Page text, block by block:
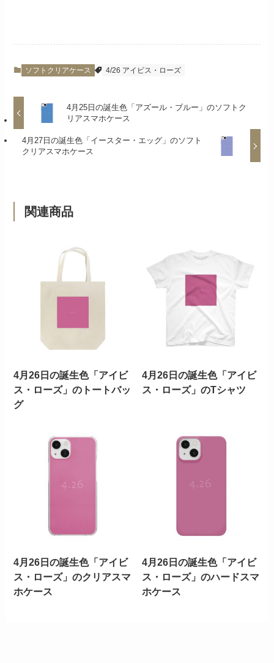
ソフトクリアケース 4/26 アイビス・ローズ
4月25日の誕生色「アズール・ブルー」のソフトク
リアスマホケース
4月27日の誕生色「イースター・エッグ」のソフト
クリアスマホケース
関連商品
4月26日の誕生色「アイビ
ス・ローズ」のトートバッ
グ
4月26日の誕生色「アイビ
ス・ローズ」のTシャツ
4月26日の誕生色「アイビ
ス・ローズ」のクリアスマ
ホケース
4月26日の誕生色「アイビ
ス・ローズ」のハードスマ
ホケース